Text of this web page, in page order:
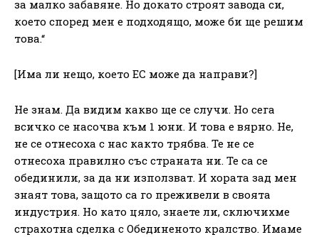
за малко забавяне. Но докато строят завода си,
което според мен е подходящо, може би ще решим
това.“
[Има ли нещо, което ЕС може да направи?]
Не знам. Да видим какво ще се случи. Но сега
всичко се насочва към 1 юни. И това е вярно. Не,
не се отнесоха с нас както трябва. Те не се
отнесоха правилно със страната ни. Те са се
обединили, за да ни използват. И хората зад мен
знаят това, защото са го преживели в своята
индустрия. Но като цяло, знаете ли, сключихме
страхотна сделка с Обединеното кралство. Имаме